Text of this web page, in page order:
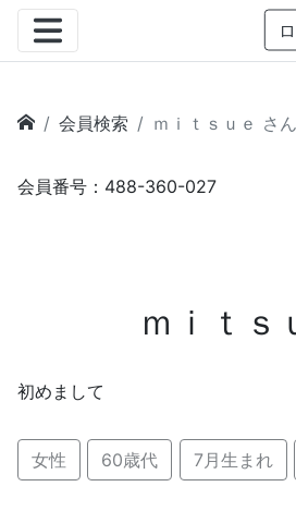
会員検索 ｍｉｔｓｕｅ さん
会員番号：488-360-027
ｍｉｔｓ
初めまして
女性 60歳代 7月生まれ